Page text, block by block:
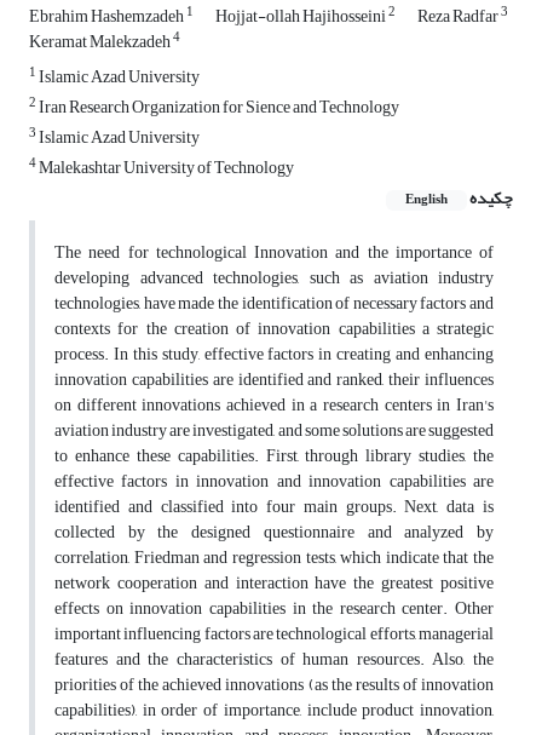
Ebrahim Hashemzadeh1 Hojjat-ollah Hajihosseini2 Reza Radfar3
Keramat Malekzadeh4
1Islamic Azad University
2Iran Research Organization for Sience and Technology
3Islamic Azad University
4Malekashtar University of Technology
چکیده
English
The need for technological Innovation and the importance of
developing advanced technologies, such as aviation industry
technologies, have made the identification of necessary factors and
contexts for the creation of innovation capabilities a strategic
process. In this study, effective factors in creating and enhancing
innovation capabilities are identified and ranked, their influences
on different innovations achieved in a research centers in Iran's
aviation industry are investigated, and some solutions are suggested
to enhance these capabilities. First, through library studies, the
effective factors in innovation and innovation capabilities are
identified and classified into four main groups. Next, data is
collected by the designed questionnaire and analyzed by
correlation, Friedman and regression tests, which indicate that the
network cooperation and interaction have the greatest positive
effects on innovation capabilities in the research center. Other
important influencing factors are technological efforts, managerial
features and the characteristics of human resources. Also, the
priorities of the achieved innovations (as the results of innovation
capabilities), in order of importance, include product innovation,